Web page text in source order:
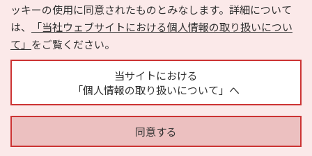
ッキーの使用に同意されたものとみなします。詳細について
は、
「当社ウェブサイトにおける個人情報の取り扱いについ
て」 をご覧ください。
当サイトにおける
「個人情報の取り扱いについて」へ
同意する
Copyright © HYOJITO.Co.,Ltd. All Rights Reserved.